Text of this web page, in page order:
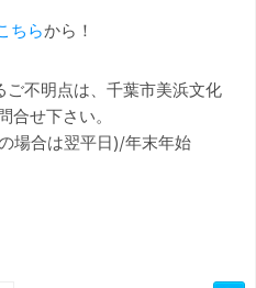
ちらから！
不明点は、千葉市美浜文化
合せ下さい。
場合は翌平日)/年末年始